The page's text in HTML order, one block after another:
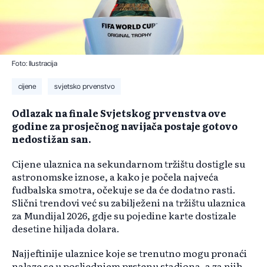
Foto: Ilustracija
cijene svjetsko prvenstvo
Odlazak na finale Svjetskog prvenstva ove
godine za prosječnog navijača postaje gotovo
nedostižan san.
Cijene ulaznica na sekundarnom tržištu dostigle su
astronomske iznose, a kako je počela najveća
fudbalska smotra, očekuje se da će dodatno rasti.
Slični trendovi već su zabilježeni na tržištu ulaznica
za Mundijal 2026, gdje su pojedine karte dostizale
desetine hiljada dolara.
Najjeftinije ulaznice koje se trenutno mogu pronaći